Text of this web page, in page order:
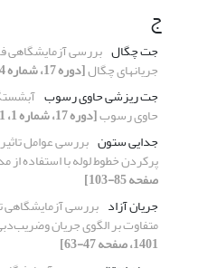
ج
جت چگال بررسی آزمایشگاهی
جریانهای چگال[دوره 17، شماره 4، 1401، صفحه 109-122]
جت ریزشی حاوی رسوب
حاوی رسوب[دوره 17، شماره 1، 1401، صفحه 1-14]
جدایی ستون بررسی عوامل
پرکردن خطوط لوله‌ با استفاده
صفحه 85-103]
جریان آزاد بررسی آزمایشگاهی
متفاوت بر الگوی جریان
1401، صفحه 47-63]